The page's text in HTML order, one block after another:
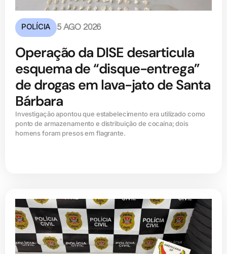
POLÍCIA 5 AGO 2026
Operação da DISE desarticula
esquema de “disque-entrega”
de drogas em lava-jato de Santa
Bárbara
Investigação apontou que estabelecimento era utilizado como
ponto de armazenamento e distribuição de cocaína; dois
homens foram presos em flagrante.